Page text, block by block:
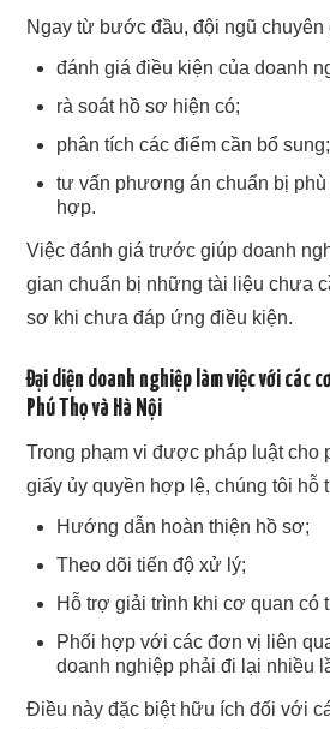
Ngay từ bước đầu, đội ngũ chuyên
đánh giá điều kiện của doanh
rà soát hồ sơ hiện có;
phân tích các điểm cần bổ sung;
tư vấn phương án chuẩn bị
hợp.
Việc đánh giá trước giúp doanh
gian chuẩn bị những tài liệu chưa
sơ khi chưa đáp ứng điều kiện.
Đại diện doanh nghiệp làm việc với các
Phú Thọ và Hà Nội
Trong phạm vi được pháp luật cho
giấy ủy quyền hợp lệ, chúng tôi hỗ
Hướng dẫn hoàn thiện hồ sơ;
Theo dõi tiến độ xử lý;
Hỗ trợ giải trình khi cơ quan có
Phối hợp với các đơn vị liên
doanh nghiệp phải đi lại nhiều
Điều này đặc biệt hữu ích đối với